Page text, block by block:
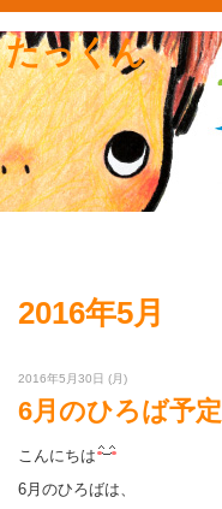
っくん
2016年5月
2016年5月30日 (月)
6月のひろば予定
こんにちは
6月のひろばは、